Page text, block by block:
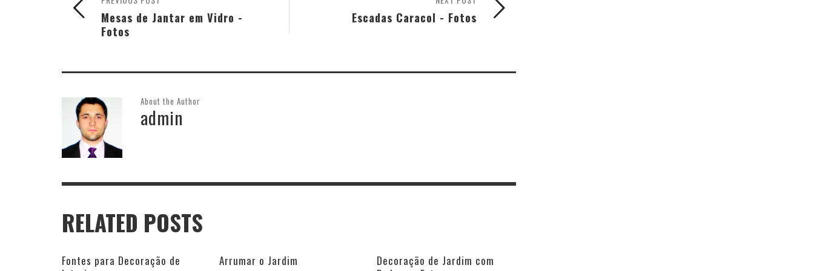
Escadas Caracol - Fotos
Mesas de Jantar em Vidro -
Fotos
About the Author
admin
RELATED POSTS
Fontes para Decoração de
Arrumar o Jardim
Decoração de Jardim com